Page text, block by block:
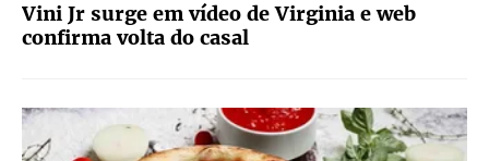
Vini Jr surge em vídeo de Virginia e web
confirma volta do casal